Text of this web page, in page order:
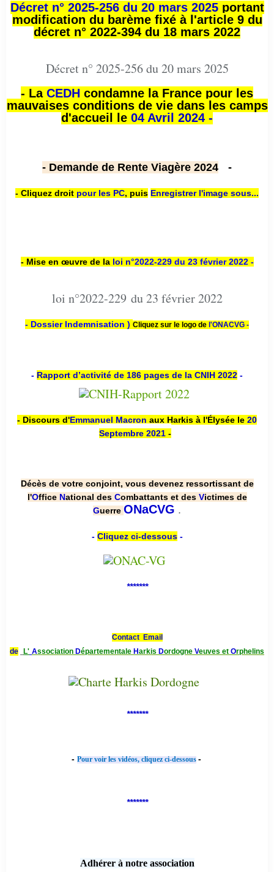
Décret n° 2025-256 du 20 mars 2025portant
modification du barème fixé à l'article 9 du
décret n° 2022-394 du 18 mars 2022
Décret n° 2025-256 du 20 mars 2025
- La CEDH condamne la France pour les
mauvaises conditions de vie dans les camps
d'accueil le 04 Avril 2024 -
- Demande de Rente Viagère 2024 -
- Cliquez droit pour les PC, puis Enregistrer l'image sous...
- Mise en œuvre de la loi n°2022-229 du 23 février 2022 -
loi n°2022-229 du 23 février 2022
- Dossier Indemnisation ) Cliquez sur le logo de l'ONACVG -
- Rapport d’activité de 186 pages de la CNIH 2022 -
- Discours d'Emmanuel Macron aux Harkis à l'Élysée le 20
Septembre 2021 -
Décès de votre conjoint, vous devenez ressortissant de
l'Office National des Combattants et des Victimes de
Guerre ONaCVG .
- Cliquez ci-dessous-
*******
Contact Email
de
L' Association Départementale Harkis Dordogne Veuves et Orphelins
*******
- Pour voir les vidéos, cliquez ci-dessous -
*******
Adhérer à notre association